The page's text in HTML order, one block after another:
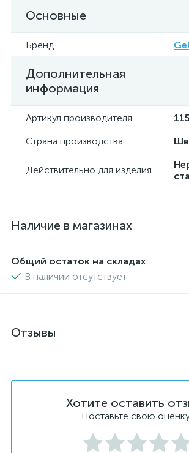
Основные
Бренд
Дополнительная
информация
Артикул производителя
Страна производства
Действительно для изделия
Наличие в магазинах
Общий остаток на складах
В наличии отсутствует
Отзывы
Хотите оставить
Поставьте свою